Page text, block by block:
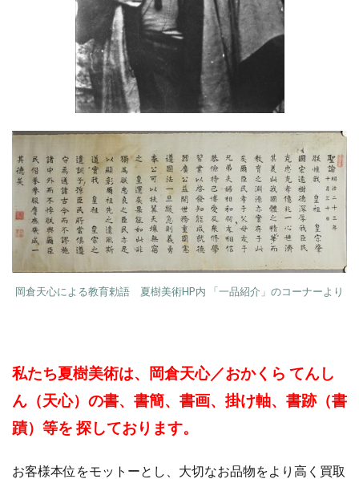
岡倉天心による教育勅語 夏樹美術HP内 「一品紹介」のコーナーより
私たち夏樹美術は、岡倉天心／おかくら てんし
ん（天心）の書、書簡、書画、掛け軸、書跡（書
蹟）等を 探しております。
お客様本位をモットーとし、大切なお品物をより高く買取